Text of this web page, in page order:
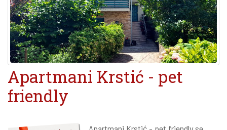
Apartmani Krstić - pet
friendly